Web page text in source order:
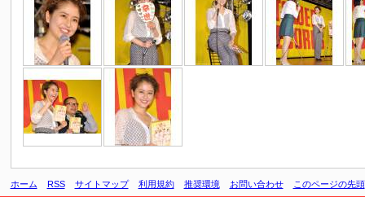
ホーム RSS サイトマップ 利用規約 推奨環境 お問い合わせ このページの先頭